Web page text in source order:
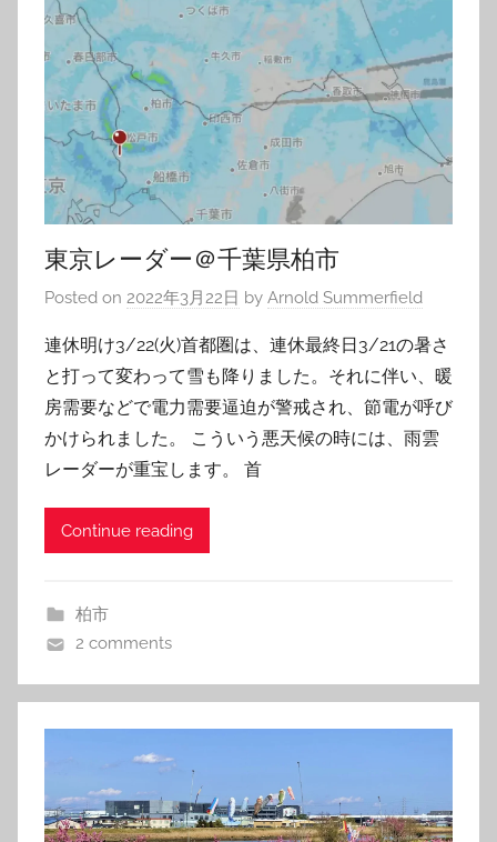
東京レーダー＠千葉県柏市
Posted on 2022年3月22日 by Arnold Summerfield
連休明け3/22(火)首都圏は、連休最終日3/21の暑さ
と打って変わって雪も降りました。それに伴い、暖
房需要などで電力需要逼迫が警戒され、節電が呼び
かけられました。 こういう悪天候の時には、雨雲
レーダーが重宝します。 首
Continue reading
柏市
2 comments